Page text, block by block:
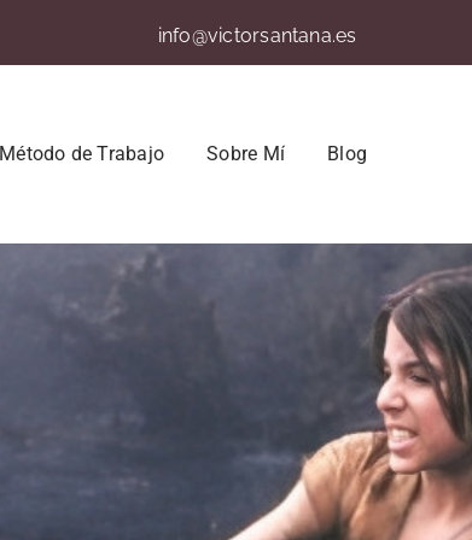
info@victorsantana.es
Método de Trabajo Sobre Mí Blog